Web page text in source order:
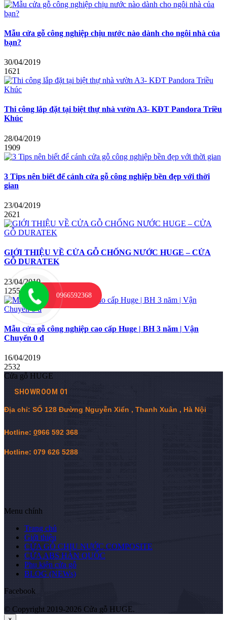
Mẫu cửa gỗ công nghiệp chịu nước nào dành cho ngôi nhà của
bạn?
30/04/2019
1621
Thi công lắp đặt tại biệt thự nhà vườn A3- KĐT Pandora Triều
Khúc
28/04/2019
1909
3 Tips nên biết để cánh cửa gỗ công nghiệp bền đẹp với thời
gian
23/04/2019
2621
GIỚI THIỆU VỀ CỬA GỖ CHỐNG NƯỚC HUGE – CỬA
GỖ DURATEK
23/04/2019
1255
Mẫu cửa gỗ công nghiệp cao cấp Huge | BH 3 năm | Vận
Chuyển 0 đ
16/04/2019
2532
Cửa gỗ HUGE
SHOWROOM 01
Địa chỉ: SỐ 128 Đường Nguyễn Xiển , Thanh Xuân , Hà Nội
Hotline: 0966 592 368
Hotline: 079 626 5288
Menu chính
Trang chủ
Giới thiệu
CỬA GỖ CHỊU NƯỚC COMPOSITE
CỬA ABS HÀN QUỐC
Phụ kiện cửa gỗ
BLOG (NEWs)
Facebook
© Copyright 2019-2026 Cửa gỗ HUGE.
0966592368